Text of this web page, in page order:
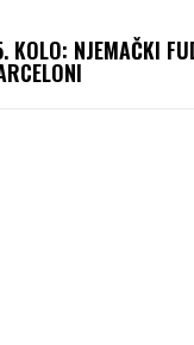
KOLO: NJEMAČKI